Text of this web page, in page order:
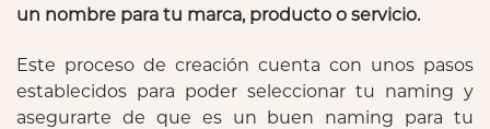
un nombre para tu marca, producto o servicio.
Este proceso de creación cuenta con unos pasos
establecidos para poder seleccionar tu naming y
asegurarte de que es un buen naming para tu